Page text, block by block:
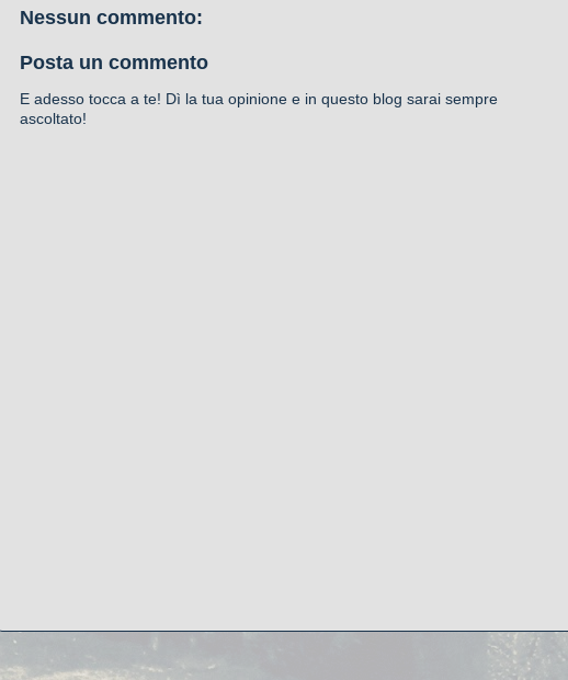
Nessun commento:
Posta un commento
E adesso tocca a te! Dì la tua opinione e in questo blog sarai sempre
ascoltato!